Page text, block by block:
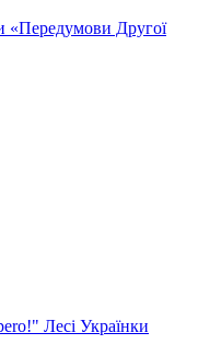
«Передумови Другої
Лесі Українки